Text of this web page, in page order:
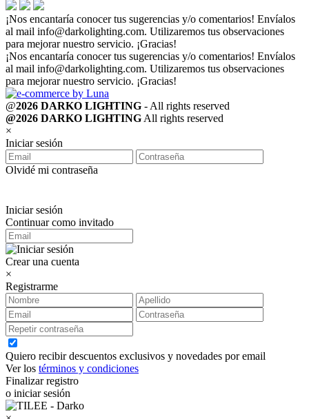
¡Nos encantaría conocer tus sugerencias y/o comentarios! Envíalos
al mail info@darkolighting.com. Utilizaremos tus observaciones
para mejorar nuestro servicio. ¡Gracias!
¡Nos encantaría conocer tus sugerencias y/o comentarios! Envíalos
al mail info@darkolighting.com. Utilizaremos tus observaciones
para mejorar nuestro servicio. ¡Gracias!
@2026 DARKO LIGHTING - All rights reserved
@2026 DARKO LIGHTINGAll rights reserved
×
Iniciar sesión
Olvidé mi contraseña
Iniciar sesión
Continuar como invitado
Crear una cuenta
×
Registrarme
Quiero recibir descuentos exclusivos y novedades por email
Ver los términos y condiciones
Finalizar registro
o iniciar sesión